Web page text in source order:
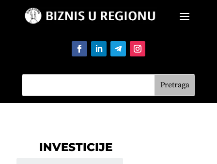
INVESTICIJE